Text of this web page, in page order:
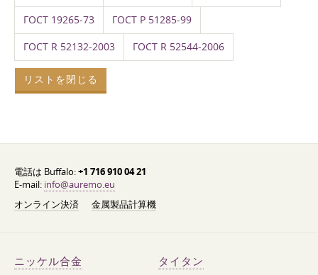
ГОСТ 19265-73 ГОСТ Р 51285-99
ГОСТ R 52132-2003 ГОСТ R 52544-2006
リストを閉じる
電話は Buffalo:+1 716 910 04 21
E-mail: info@auremo.eu
オンライン決済
金属製品計算機
ニッケル合金 タイタン